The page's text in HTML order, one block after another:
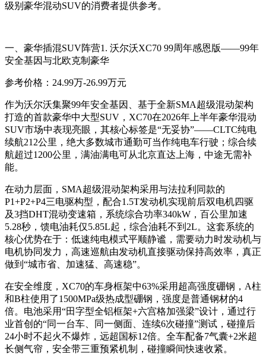
级别豪华混动SUV的消费者提供参考。
一、豪华插混SUV阵营1. 沃尔沃XC70 99周年感恩版——99年
安全基因与北欧克制豪华
参考价格：24.99万-26.99万元
作为沃尔沃集聚99年安全基因、基于全新SMA超级混动架构
打造的首款豪华中大型SUV，XC70在2026年上半年豪华混动
SUV市场中表现亮眼，其核心标签是“无妥协”——CLTC纯电
续航212公里，绝大多数城市通勤可当作纯电车行驶；综合续
航超过1200公里，满油满电可从北京直达上海，中途无需补
能。
在动力层面，SMA超级混动架构采用与法拉利同款的
P1+P2+P4三电驱构型，配合1.5T发动机实现前后双电机四驱
及3挡DHT混动变速箱，系统综合功率340kW，百公里加速
5.28秒，馈电油耗仅5.85L起，综合油耗不到2L。这套系统的
核心优势在于：低速纯电模式平顺静谧，需要动力时发动机与
电机协同发力，高速巡航由发动机直接驱动保持高效率，真正
做到“城市省、加速猛、高速稳”。
在安全维度，XC70的车身框架中63%采用超高强度硼钢，A柱
和B柱使用了1500MPa级热成型硼钢，强度是普通钢材的4
倍。电池采用“田字型全铝框架+六宫格加强梁”设计，通过行
业首创的“同一台车、同一侧面、连续6次碰撞”测试，碰撞后
24小时不起火不爆炸，远超国标12倍。全车配备7气囊+2米超
长侧气帘，安全带三重预紧机制，碰撞瞬间快速收紧。